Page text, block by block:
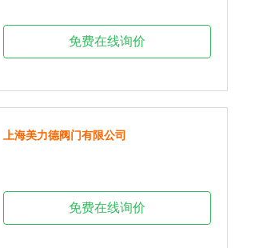
免费在线询价
上海美力德阀门有限公司
免费在线询价